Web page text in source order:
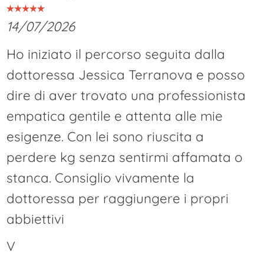
14/07/2026
Ho iniziato il percorso seguita dalla
dottoressa Jessica Terranova e posso
dire di aver trovato una professionista
empatica gentile e attenta alle mie
esigenze. Con lei sono riuscita a
perdere kg senza sentirmi affamata o
stanca. Consiglio vivamente la
dottoressa per raggiungere i propri
abbiettivi
V